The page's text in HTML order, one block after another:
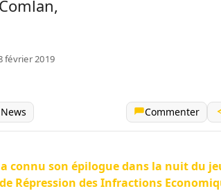
février 2019
Commenter
a connu son épilogue dans la nuit du
Répression des Infractions